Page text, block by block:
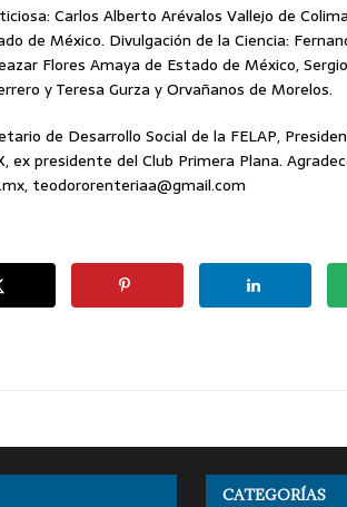
Carlos Alberto Arévalos Vallejo de
de México. Divulgación de la Ciencia:
Flores Amaya de Estado de México,
y Teresa Gurza y Orvañanos de Morelos.
de Desarrollo Social de la FELAP,
ex presidente del Club Primera Plana.
teodororenteriaa@gmail.com
CATEGORÍAS